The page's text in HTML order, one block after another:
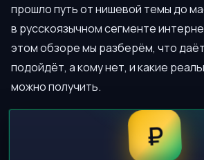
прошло путь от нишевой темы до
в русскоязычном сегменте
этом обзоре мы разберём, что
подойдёт, а кому нет, и какие
можно получить.
₽